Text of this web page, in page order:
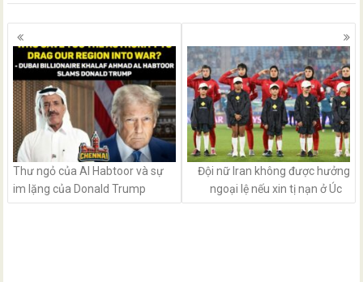
Posts
navigation
Thư ngỏ của Al Habtoor và sự
im lặng của Donald Trump
Đội nữ Iran không được hưởng
ngoại lệ nếu xin tị nạn ở Úc